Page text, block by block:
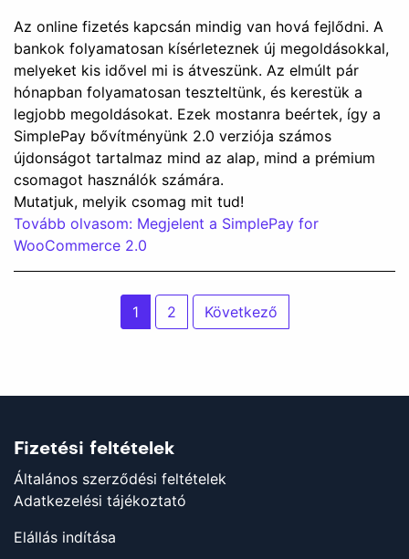
Az online fizetés kapcsán mindig van hová fejlődni. A
bankok folyamatosan kísérleteznek új megoldásokkal,
melyeket kis idővel mi is átveszünk. Az elmúlt pár
hónapban folyamatosan teszteltünk, és kerestük a
legjobb megoldásokat. Ezek mostanra beértek, így a
SimplePay bővítményünk 2.0 verziója számos
újdonságot tartalmaz mind az alap, mind a prémium
csomagot használók számára.
Mutatjuk, melyik csomag mit tud!
Tovább olvasom: Megjelent a SimplePay for
WooCommerce 2.0
Bejegyzések
lapozása
1 2 Következő
Fizetési feltételek
Általános szerződési feltételek
Adatkezelési tájékoztató
Elállás indítása